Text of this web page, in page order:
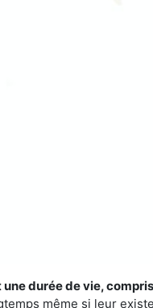
durée de vie,
même si leur